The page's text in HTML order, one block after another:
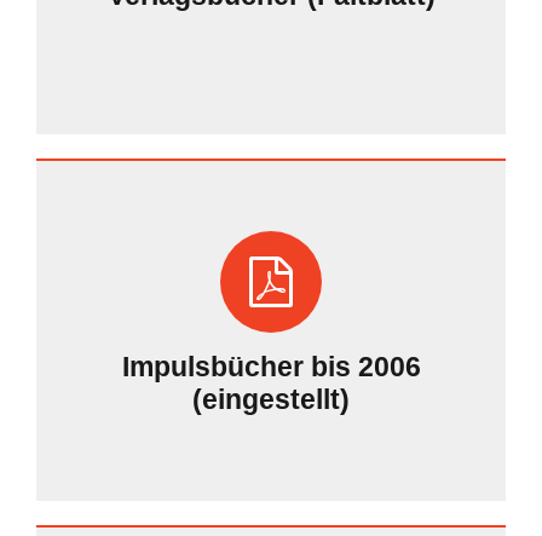
Impulsbücher bis 2006
(eingestellt)